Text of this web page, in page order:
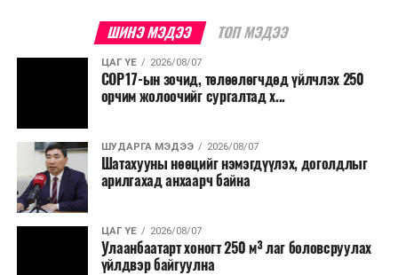
ШИНЭ МЭДЭЭ ТОП МЭДЭЭ
ЦАГ ҮЕ 2026/08/07
COP17-ын зочид, төлөөлөгчдөд үйлчлэх 250
орчим жолоочийг сургалтад х...
ШУДАРГА МЭДЭЭ 2026/08/07
Шатахууны нөөцийг нэмэгдүүлэх, доголдлыг
арилгахад анхаарч байна
ЦАГ ҮЕ 2026/08/07
Улаанбаатарт хоногт 250 м³ лаг боловсруулах
үйлдвэр байгуулна